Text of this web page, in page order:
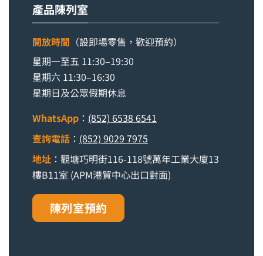
產品陳列室
開放時間 （設即場零售，歡迎預約）
星期一至五 11:30–19:30
星期六 11:30–16:30
星期日及公眾假期休息
WhatsApp ： (852) 6538 6541
查詢電話 ： (852) 9029 7975
地址 ：觀塘巧明街116-118號萬年工業大廈13
樓B11室 (APM港貿中心出口對面)
陳列室預約